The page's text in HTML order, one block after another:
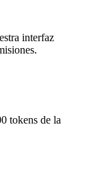
interfaz
tokens de la